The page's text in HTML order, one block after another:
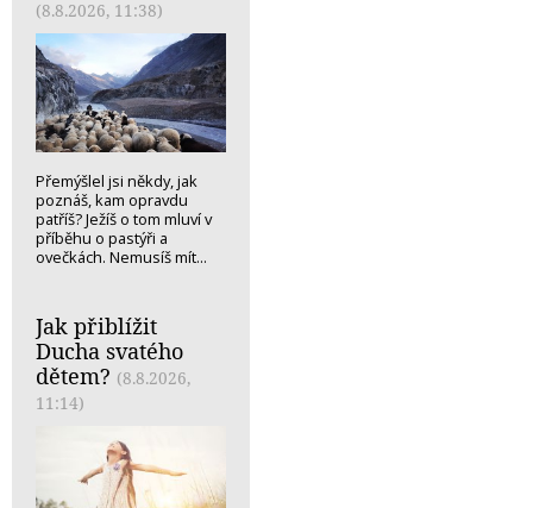
(8.8.2026, 11:38)
Přemýšlel jsi někdy, jak
poznáš, kam opravdu
patříš? Ježíš o tom mluví v
příběhu o pastýři a
ovečkách. Nemusíš mít...
Jak přiblížit
Ducha svatého
dětem? (8.8.2026,
11:14)